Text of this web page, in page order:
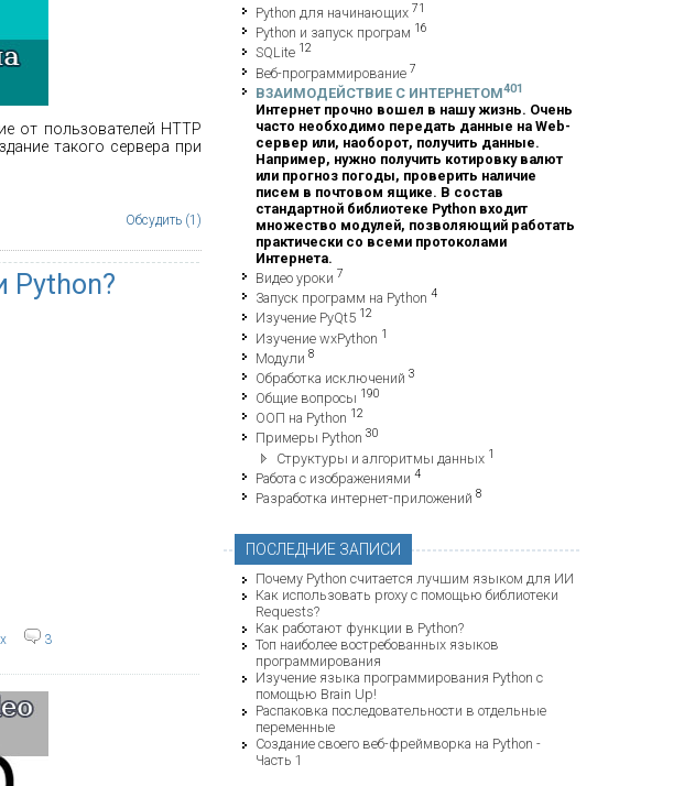
от пользователей HTTP
такого сервера при
Обсудить (1)
Python?
3
Python для начинающих 71
Python и запуск програм 16
SQLite 12
Веб-программирование 7
ВЗАИМОДЕЙСТВИЕ С ИНТЕРНЕТОМ401
Интернет прочно вошел в нашу жизнь. Очень
часто необходимо передать данные на Web-
сервер или, наоборот, получить данные.
Например, нужно получить котировку валют
или прогноз погоды, проверить наличие
писем в почтовом ящике. В состав
стандартной библиотеке Python входит
множество модулей, позволяющий работать
практически со всеми протоколами
Интернета.
Видео уроки 7
Запуск программ на Python 4
Изучение PyQt5 12
Изучение wxPython 1
Модули 8
Обработка исключений 3
Общие вопросы 190
ООП на Python 12
Примеры Python 30
Структуры и алгоритмы данных 1
Работа с изображениями 4
Разработка интернет-приложений 8
ПОСЛЕДНИЕ ЗАПИСИ
Почему Python считается лучшим языком для ИИ
Как использовать proxy с помощью библиотеки
Requests?
Как работают функции в Python?
Топ наиболее востребованных языков
программирования
Изучение языка программирования Python с
помощью Brain Up!
Распаковка последовательности в отдельные
переменные
Создание своего веб-фреймворка на Python -
Часть 1